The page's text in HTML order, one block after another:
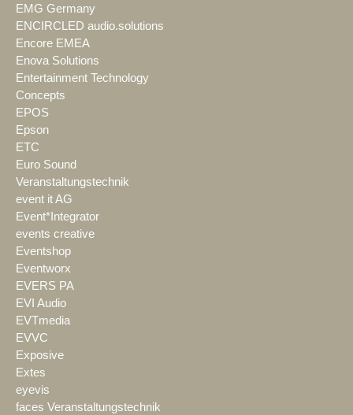
EMG Germany
ENCIRCLED audio.solutions
Encore EMEA
Enova Solutions
Entertainment Technology
Concepts
EPOS
Epson
ETC
Euro Sound
Veranstaltungstechnik
event it AG
Event*Integrator
events creative
Eventshop
Eventworx
EVERS PA
EVI Audio
EVTmedia
EVVC
Exposive
Extes
eyevis
faces Veranstaltungstechnik